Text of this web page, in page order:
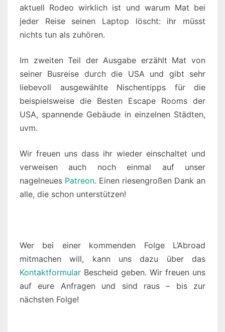
aktuell Rodeo wirklich ist und warum Mat bei
jeder Reise seinen Laptop löscht: ihr müsst
nichts tun als zuhören.
Im zweiten Teil der Ausgabe erzählt Mat von
seiner Busreise durch die USA und gibt sehr
liebevoll ausgewählte Nischentipps für die
beispielsweise die Besten Escape Rooms der
USA, spannende Gebäude in einzelnen Städten,
uvm.
Wir freuen uns dass ihr wieder einschaltet und
verweisen auch noch einmal auf unser
nagelneues Patreon. Einen riesengroßen Dank an
alle, die schon unterstützen!
Wer bei einer kommenden Folge L’Abroad
mitmachen will, kann uns dazu über das
Kontaktformular Bescheid geben. Wir freuen uns
auf eure Anfragen und sind raus – bis zur
nächsten Folge!